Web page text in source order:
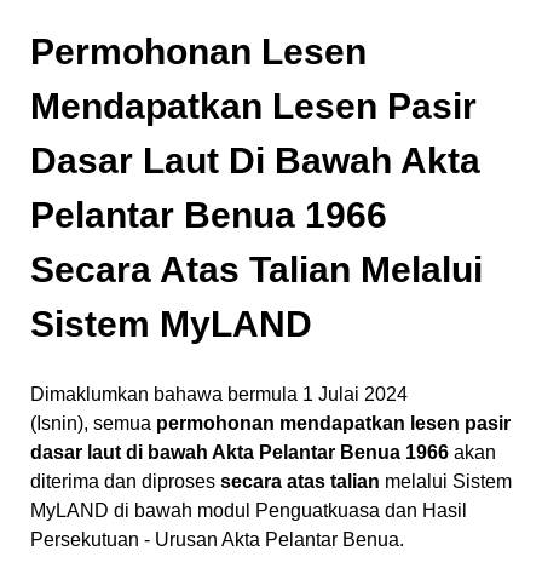
Permohonan Lesen
Mendapatkan Lesen Pasir
Dasar Laut Di Bawah Akta
Pelantar Benua 1966
Secara Atas Talian Melalui
Sistem MyLAND
Dimaklumkan bahawa bermula 1 Julai 2024
(Isnin), semua permohonan mendapatkan lesen pasir
dasar laut di bawah Akta Pelantar Benua 1966 akan
diterima dan diproses secara atas talian melalui Sistem
MyLAND di bawah modul Penguatkuasa dan Hasil
Persekutuan - Urusan Akta Pelantar Benua.